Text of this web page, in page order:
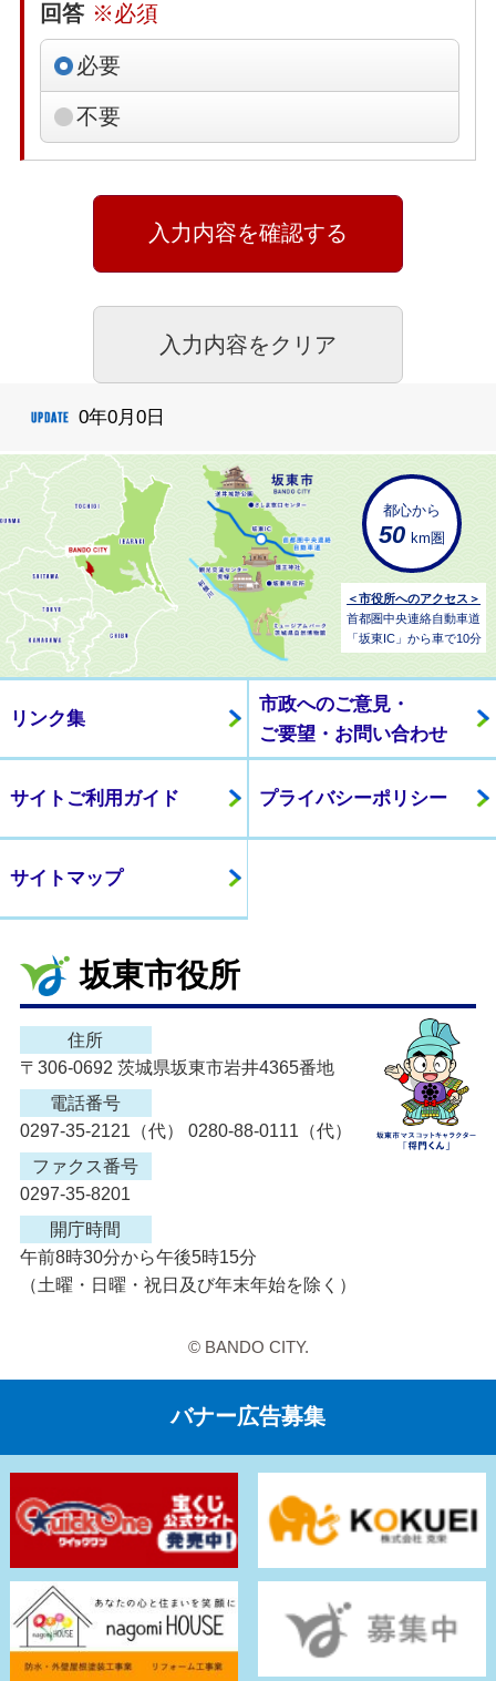
回答 ※必須
必要
不要
0年0月0日
都心から
50 km圏
＜市役所へのアクセス＞
首都圏中央連絡自動車道
「坂東IC」から車で10分
リンク集
市政へのご意見・
ご要望・お問い合わせ
サイトご利用ガイド プライバシーポリシー
サイトマップ
坂東市役所
住所
〒306-0692 茨城県坂東市岩井4365番地
電話番号
0297-35-2121（代） 0280-88-0111（代）
ファクス番号
0297-35-8201
開庁時間
午前8時30分から午後5時15分
（土曜・日曜・祝日及び年末年始を除く）
© BANDO CITY.
バナー広告募集